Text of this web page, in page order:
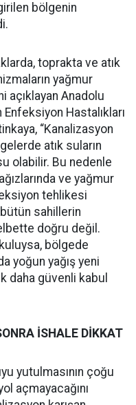
bölgenin
toprakta ve atık
yağmur
açıklayan Anadolu
Hastalıkları
“Kanalizasyon
atık suların
olabilir. Bu nedenle
ve yağmur
tehlikesi
sahillerin
doğru değil.
bölgede
yoğun yağış yeni
daha güvenli kabul
İSHALE DİKKAT
yutulmasının çoğu
açmayacağını